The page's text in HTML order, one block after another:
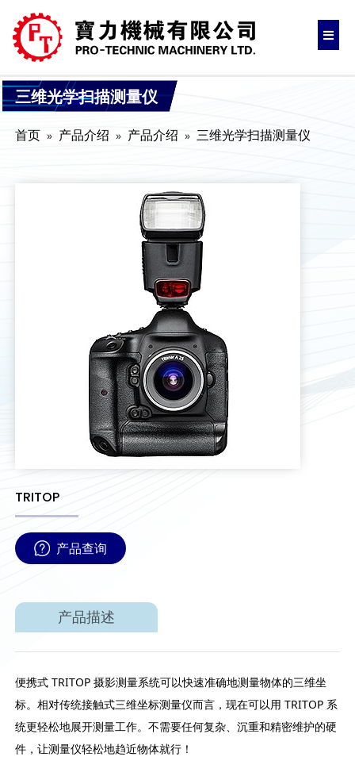
三维光学扫描测量仪
首页 产品介绍 产品介绍 三维光学扫描测量仪
TRITOP
产品查询
产品描述
便携式 TRITOP 摄影测量系统可以快速准确地测量物体的三维坐
标。相对传统接触式三维坐标测量仪而言，现在可以用 TRITOP 系
统更轻松地展开测量工作。不需要任何复杂、沉重和精密维护的硬
件，让测量仪轻松地趋近物体就行！